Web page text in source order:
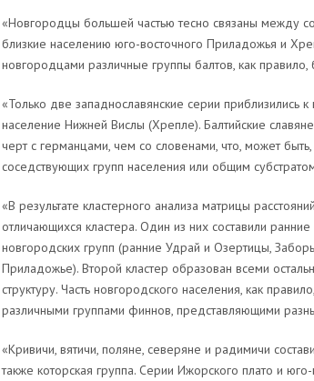
«Новгородцы большей частью тесно связаны между
близкие населению юго-восточного Приладожья и
новгородцами различные группы балтов, как
«Только две западнославянские серии приблизились
население Нижней Вислы (Хрепле). Балтийские
черт с германцами, чем со словенами, что, может
соседствующих групп населения или общим
«В результате кластерного анализа матрицы
отличающихся кластера. Один из них составили ранние
новгородских групп (ранние Удрай и Озертицы,
Приладожье). Второй кластер образован всеми
структуру. Часть новгородского населения, как
различными группами финнов, представляющими
«Кривичи, вятичи, поляне, северяне и радимичи
также которская группа. Серии Ижорского плато и